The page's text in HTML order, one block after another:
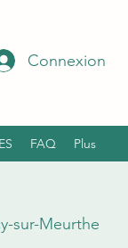
Connexion
FAQ Plus
sur-Meurthe